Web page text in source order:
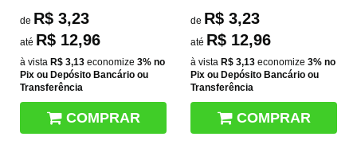
de R$ 3,23
até R$ 12,96
à vista R$ 3,13 economize 3% no
Pix ou Depósito Bancário ou
Transferência
COMPRAR
de R$ 3,23
até R$ 12,96
à vista R$ 3,13 economize 3% no
Pix ou Depósito Bancário ou
Transferência
COMPRAR